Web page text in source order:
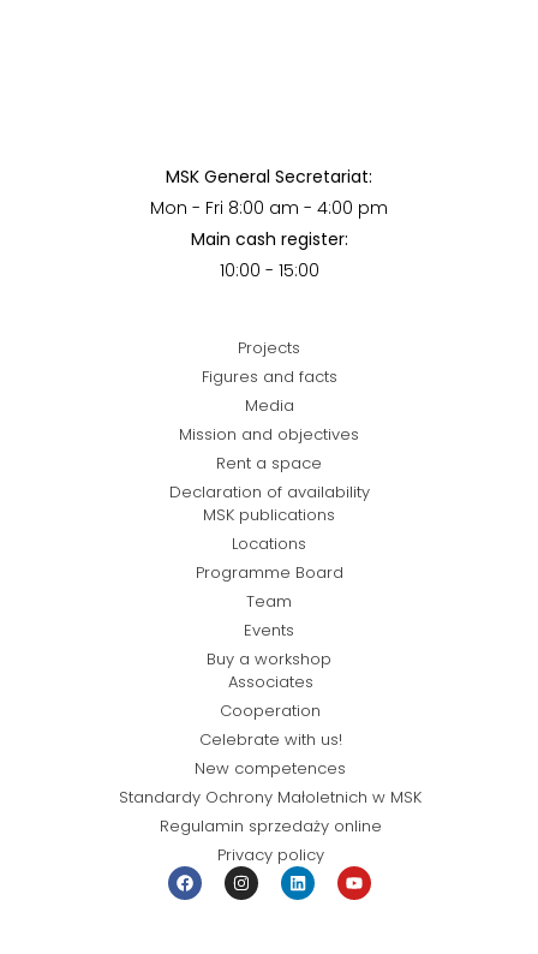
MSK General Secretariat:
Mon - Fri 8:00 am - 4:00 pm
Main cash register:
10:00 - 15:00
Projects
Figures and facts
Media
Mission and objectives
Rent a space
Declaration of availability
MSK publications
Locations
Programme Board
Team
Events
Buy a workshop
Associates
Cooperation
Celebrate with us!
New competences
Standardy Ochrony Małoletnich w MSK
Regulamin sprzedaży online
Privacy policy